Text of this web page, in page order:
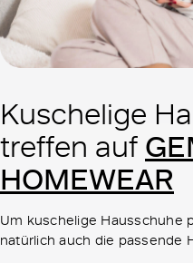
Kuschelige
treffen auf
HOMEWEAR
Um kuschelige Hausschuhe
natürlich auch die passende